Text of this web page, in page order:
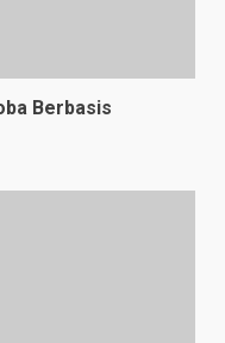
Berbasis